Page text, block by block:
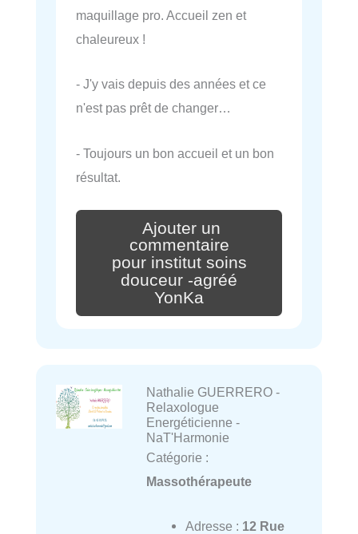
maquillage pro. Accueil zen et
chaleureux !
- J'y vais depuis des années et ce
n'est pas prêt de changer…
- Toujours un bon accueil et un bon
résultat.
Ajouter un
commentaire
pour institut soins
douceur -agréé
YonKa
Nathalie GUERRERO -
Relaxologue
Energéticienne -
NaT'Harmonie
Catégorie :
Massothérapeute
Adresse : 12 Rue